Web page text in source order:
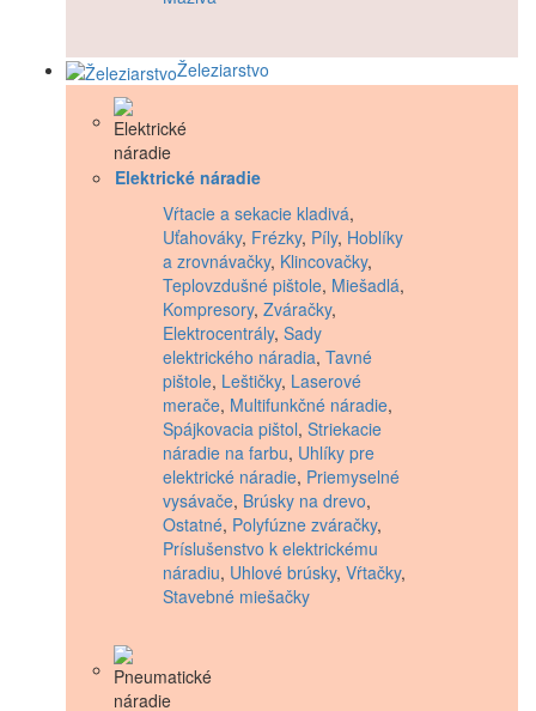
Železiarstvo
Elektrické náradie
Vŕtacie a sekacie kladivá,
Uťahováky, Frézky, Píly, Hoblíky
a zrovnávačky, Klincovačky,
Teplovzdušné pištole, Miešadlá,
Kompresory, Zváračky,
Elektrocentrály, Sady
elektrického náradia, Tavné
pištole, Leštičky, Laserové
merače, Multifunkčné náradie,
Spájkovacia pištol, Striekacie
náradie na farbu, Uhlíky pre
elektrické náradie, Priemyselné
vysávače, Brúsky na drevo,
Ostatné, Polyfúzne zváračky,
Príslušenstvo k elektrickému
náradiu, Uhlové brúsky, Vŕtačky,
Stavebné miešačky